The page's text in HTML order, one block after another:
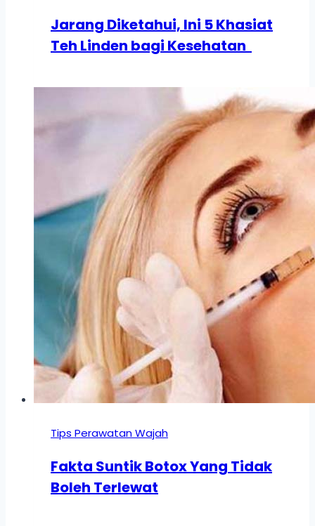
Jarang Diketahui, Ini 5 Khasiat
Teh Linden bagi Kesehatan
Tips Perawatan Wajah
Fakta Suntik Botox Yang Tidak
Boleh Terlewat